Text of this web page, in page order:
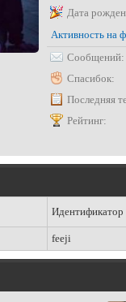
Дата
Активность на
Сообщений:
Спасибок:
Последняя
Рейтинг:
Идентификатор
feeji